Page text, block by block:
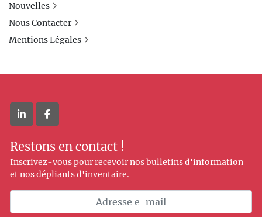
linkedinfacebook
Restons en contact !
Inscrivez-vous pour recevoir nos bulletins d'information
et nos dépliants d'inventaire.
Nouvelles
Nous Contacter
Mentions Légales